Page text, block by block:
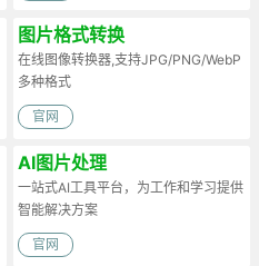
图片格式转换
在线图像转换器,支持JPG/PNG/WebP
多种格式
官网
AI图片处理
一站式AI工具平台，为工作和学习提供
智能解决方案
官网